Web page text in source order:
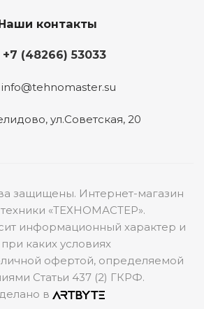
контакты
+7 (48266) 53033
info@tehnomaster.su
ул.Советская, 20
защищены. Интернет-магазин
«ТЕХНОМАСТЕР».
информационный характер и
каких условиях
офертой, определяемой
Статьи 437 (2) ГКРФ.
в